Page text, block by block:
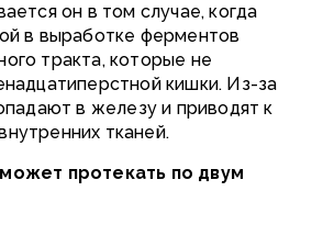
он в том случае, когда
в выработке ферментов
тракта, которые не
кишки. Из-за
в железу и приводят к
тканей.
протекать по двум